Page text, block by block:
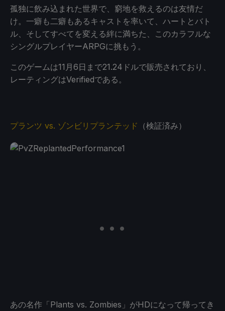
孤独に飲み込まれた世界で、窮地を救えるのは友情だ
け。一癖も二癖もあるキャストを率いて、ハートとバト
ル、そしてすべてを変える絆に満ちた、このカラフルな
シングルプレイヤーARPGに挑もう。
このゲームは11月6日まで21.24ドルで販売されており、
レーティングはVerifiedである。
プランツ vs. ゾンビリプランテッド （検証済み）
あの名作「Plants vs. Zombies」がHDになって帰ってき